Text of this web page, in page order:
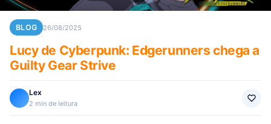
BLOG 26/08/2025
Lucy de Cyberpunk: Edgerunners chega a
Guilty Gear Strive
Lex
2 min de leitura